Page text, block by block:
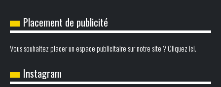
Placement de publicité
Vous souhaitez placer un espace publicitaire sur notre site ? Cliquez ici.
Instagram